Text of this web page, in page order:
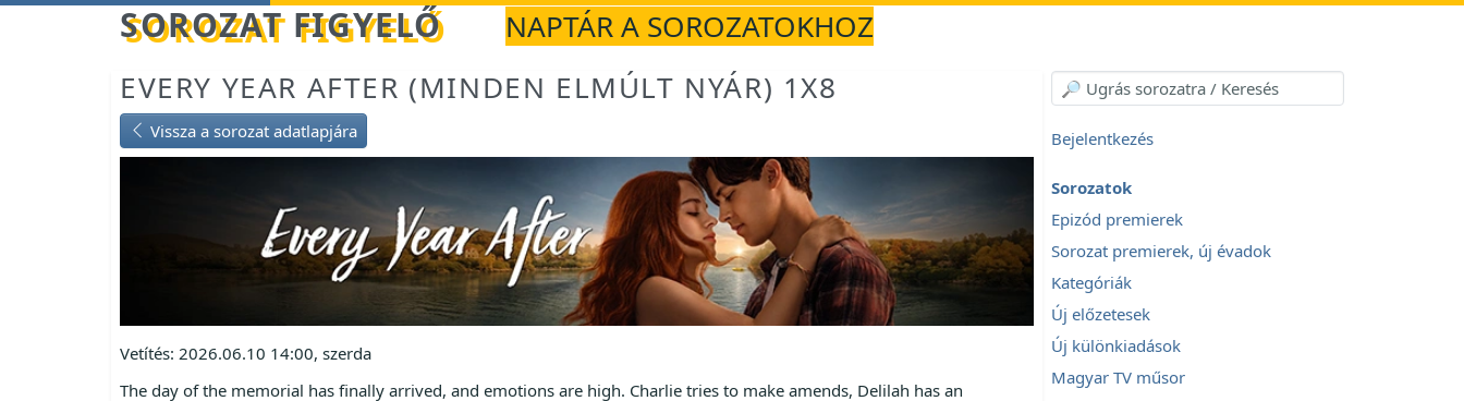
Betöltés... SOROZAT FIGYELŐ
NAPTÁR A SOROZATOKHOZ
EVERY YEAR AFTER (MINDEN ELMÚLT NYÁR) 1X8
Vissza a sorozat adatlapjára
Vetítés: 2026.06.10 14:00, szerda
The day of the memorial has finally arrived, and emotions are high. Charlie tries to make amends, Delilah has an
Bejelentkezés
Sorozatok
Epizód premierek
Sorozat premierek, új évadok
Kategóriák
Új előzetesek
Új különkiadások
Magyar TV műsor